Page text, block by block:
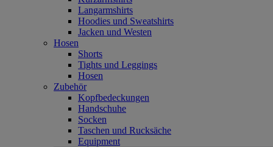
Langarmshirts
Hoodies und Sweatshirts
Jacken und Westen
Hosen
Shorts
Tights und Leggings
Hosen
Zubehör
Kopfbedeckungen
Handschuhe
Socken
Taschen und Rucksäche
Equipment